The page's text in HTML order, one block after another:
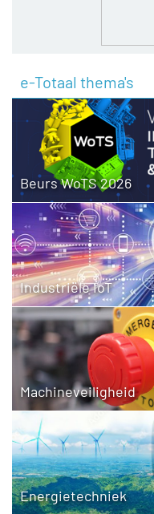
e-Totaal thema's
Beurs WoTS 2026
Industriële IoT
Machineveiligheid
Energietechniek